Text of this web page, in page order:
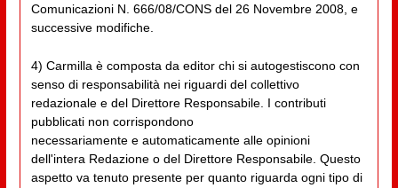
Comunicazioni N. 666/08/CONS del 26 Novembre 2008, e
successive modifiche.
4) Carmilla è composta da editor chi si autogestiscono con
senso di responsabilità nei riguardi del collettivo
redazionale e del Direttore Responsabile. I contributi
pubblicati non corrispondono
necessariamente e automaticamente alle opinioni
dell'intera Redazione o del Direttore Responsabile. Questo
aspetto va tenuto presente per quanto riguarda ogni tipo di